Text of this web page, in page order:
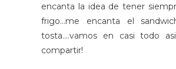
encanta la idea de tener
frigo...me encanta el
tosta....vamos en casi todo
compartir!